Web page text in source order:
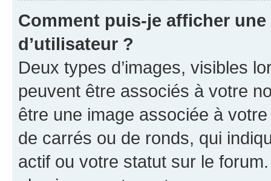
Comment puis-je afficher
d’utilisateur ?
Deux types d’images, visibles
peuvent être associés à votre
être une image associée à
de carrés ou de ronds, qui
actif ou votre statut sur le